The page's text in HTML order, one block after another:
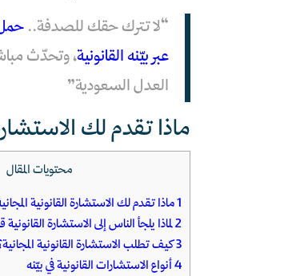
“لا تترك حقك للصدفة..
عبر بيّنه القانونية
العدل السعودية”
ماذا تقدم لك الاستشارة
محتويات المقال
1ماذا تقدم لك الاستشارة القانونية
2لماذا يلجأ الناس إلى الاستشارة
3كيف تطلب الاستشارة القانونية
4أنواع الاستشارات القانونية في بيّنه